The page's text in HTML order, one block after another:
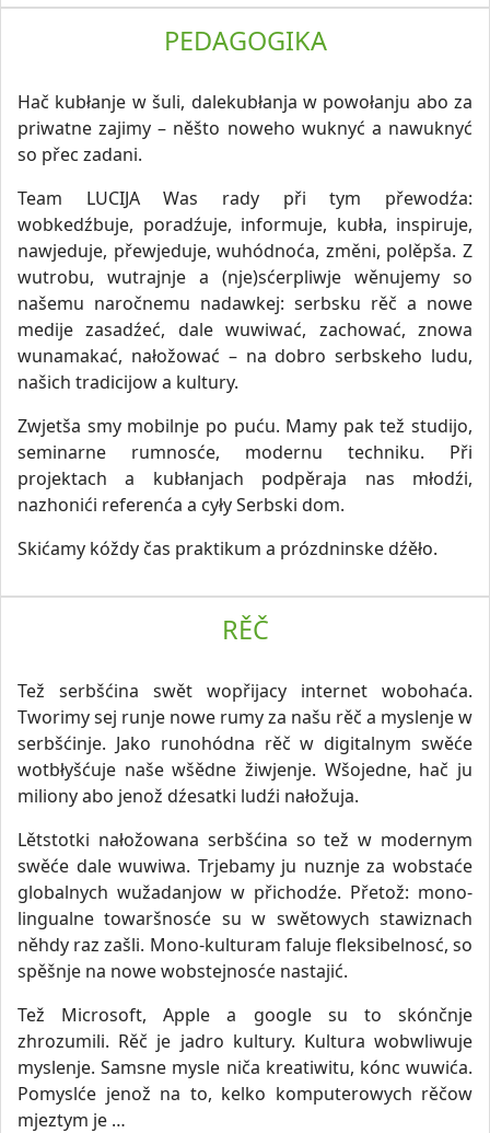
PEDAGOGIKA
Hač kubłanje w šuli, dalekubłanja w powołanju abo za
priwatne zajimy – něšto noweho wuknyć a nawuknyć
so přec zadani.
Team LUCIJA Was rady při tym přewodźa:
wobkedźbuje, poradźuje, informuje, kubła, inspiruje,
nawjeduje, přewjeduje, wuhódnoća, změni, polěpša. Z
wutrobu, wutrajnje a (nje)sćerpliwje wěnujemy so
našemu naročnemu nadawkej: serbsku rěč a nowe
medije zasadźeć, dale wuwiwać, zachować, znowa
wunamakać, nałožować – na dobro serbskeho ludu,
našich tradicijow a kultury.
Zwjetša smy mobilnje po puću. Mamy pak tež studijo,
seminarne rumnosće, modernu techniku. Při
projektach a kubłanjach podpěraja nas młodźi,
nazhonići referenća a cyły Serbski dom.
Skićamy kóždy čas praktikum a prózdninske dźěło.
RĚČ
Tež serbšćina swět wopřijacy internet wobohaća.
Tworimy sej runje nowe rumy za našu rěč a myslenje w
serbšćinje. Jako runohódna rěč w digitalnym swěće
wotbłyšćuje naše wšědne žiwjenje. Wšojedne, hač ju
miliony abo jenož dźesatki ludźi nałožuja.
Lětstotki nałožowana serbšćina so tež w modernym
swěće dale wuwiwa. Trjebamy ju nuznje za wobstaće
globalnych wužadanjow w přichodźe. Přetož: mono-
lingualne towaršnosće su w swětowych stawiznach
něhdy raz zašli. Mono-kulturam faluje fleksibelnosć, so
spěšnje na nowe wobstejnosće nastajić.
Tež Microsoft, Apple a google su to skónčnje
zhrozumili. Rěč je jadro kultury. Kultura wobwliwuje
myslenje. Samsne mysle niča kreatiwitu, kónc wuwića.
Pomyslće jenož na to, kelko komputerowych rěčow
mjeztym je …